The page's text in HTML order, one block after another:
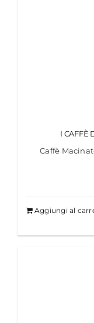
I CAFFÈ
Caffè
Aggiungi al